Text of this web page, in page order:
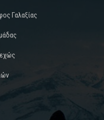
Γαλαξίας